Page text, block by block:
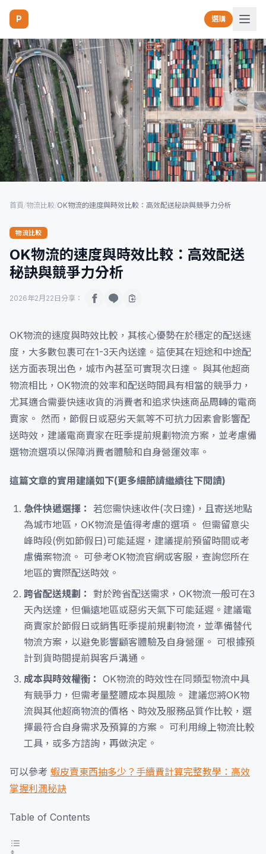
P 選購
首頁/物流比較/OK物流的速度與時效比較：高效配送秘訣與競爭力分析
物流比較
OK物流的速度與時效比較：高效配送
秘訣與競爭力分析
2026年2月22日 分享：
OK物流的速度與時效比較，其核心優勢在於穩定的配送速
度，大多數包裹可在1-3天內送達。這使其在短途和中途配
送方面表現出色，城市內甚至可實現次日達。 與其他超商
物流相比，OK物流的效率和配送時間具有相當的競爭力，
尤其適合需要快速收貨的消費者和追求快速商品周轉的電商
賣家。 然而，節假日或惡劣天氣等不可抗力因素會影響配
送時效，建議電商賣家在旺季提前規劃物流方案，並考慮備
選物流選項以保障消費者體驗和自身營運效率。
這篇文章的實用建議如下(更多細節請繼續往下閱讀)
急件快遞選擇： 若您需快速收件(次日達)，且寄送地點
為城市地區，OK物流是值得考慮的選項。 但需留意尖
峰時段(例如節假日)可能延遲，建議提前預留時間或考
慮備案物流。 可參考OK物流官網或客服，查詢您所在
地區的實際配送時效。
跨省配送規劃： 對於跨省配送需求，OK物流一般可在3
天內送達，但偏遠地區或惡劣天氣下可能延遲。建議電
商賣家於節假日或銷售旺季提前規劃物流，並準備替代
物流方案，以避免影響顧客體驗及自身營運。 可根據預
計到貨時間提前與客戶溝通。
成本與時效權衡： OK物流的時效性在同類型物流中具
有競爭力，但需考量整體成本與風險。 建議您將OK物
流與其他超商物流的價格、時效及服務品質作比較，選
擇最符合自身需求及預算的方案。 可利用線上物流比較
工具，或多方諮詢，再做決定。
可以參考 蝦皮賣東西抽多少？手續費計算完整教學：高效
掌握利潤秘訣
Table of Contents